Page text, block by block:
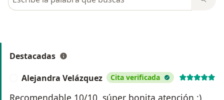
Destacadas
Alejandra Velázquez Cita verificada
Recomendable 10/10, súper bonita atención :)